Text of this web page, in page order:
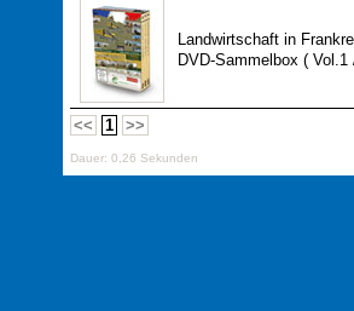
Landwirtschaft in
DVD-Sammelbox (
<< 1 >>
Dauer: 0,26 Sekunden